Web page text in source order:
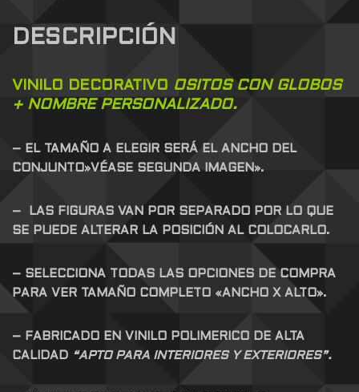
DESCRIPCIÓN
VINILO DECORATIVO OSITOS CON GLOBOS
+ NOMBRE PERSONALIZADO.
– EL TAMAÑO A ELEGIR SERÁ EL ANCHO DEL
CONJUNTO»VÉASE SEGUNDA IMAGEN».
– LAS FIGURAS VAN POR SEPARADO POR LO QUE
SE PUEDE ALTERAR LA POSICIÓN AL COLOCARLO.
– SELECCIONA TODAS LAS OPCIONES DE COMPRA
PARA VER TAMAÑO COMPLETO «ANCHO X ALTO».
– FABRICADO EN VINILO POLIMERICO DE ALTA
CALIDAD “APTO PARA INTERIORES Y EXTERIORES”.